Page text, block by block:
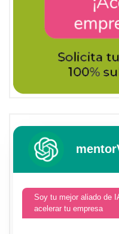
Soy tu mejor aliado de
acelerar tu empresa